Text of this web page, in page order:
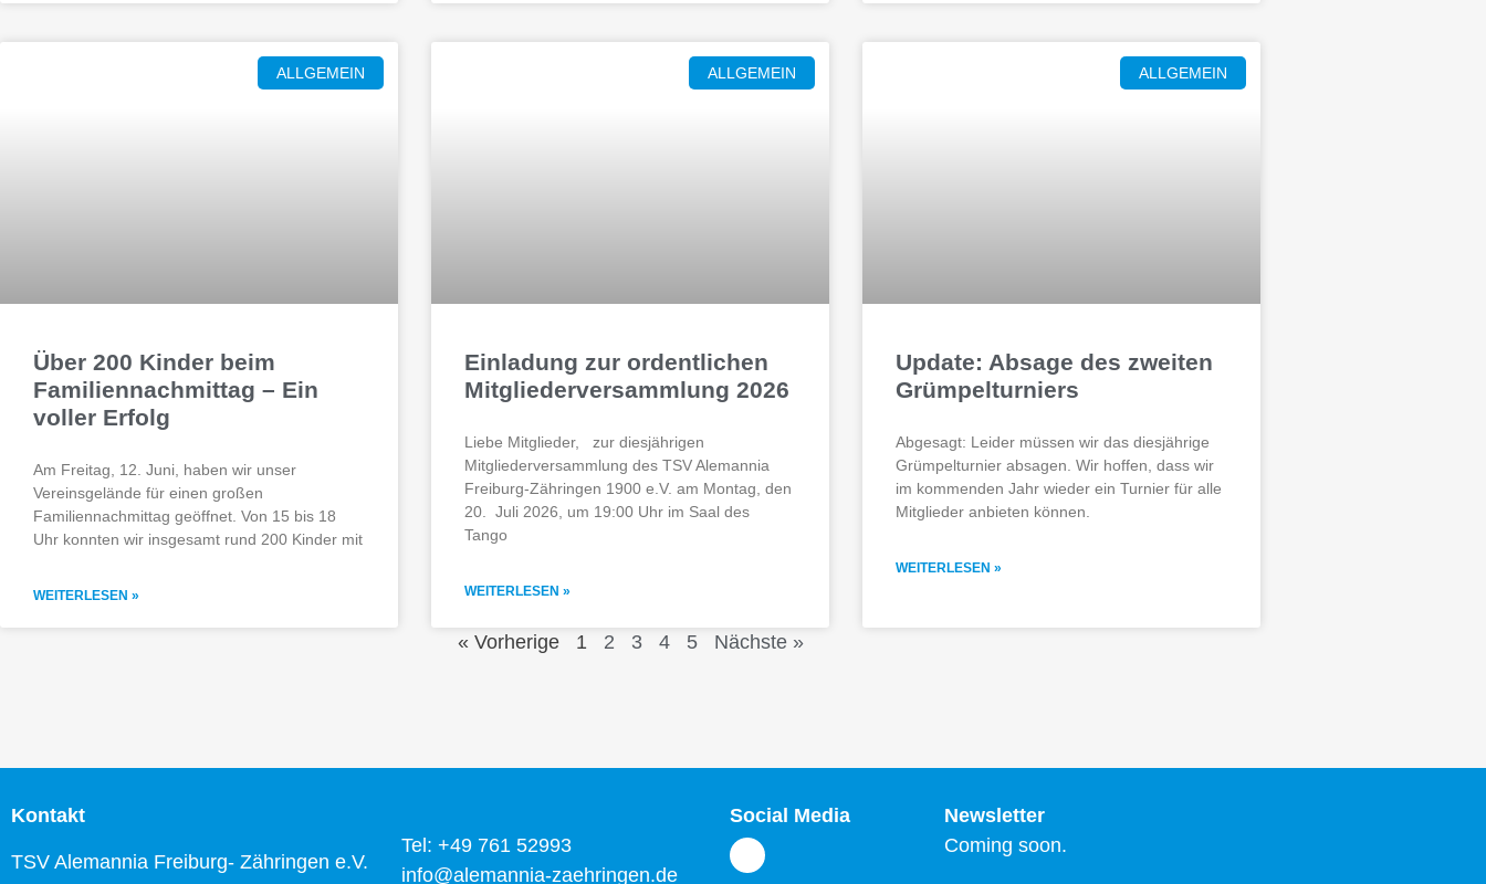
ALLGEMEIN
Über 200 Kinder beim
Familiennachmittag – Ein
voller Erfolg
Am Freitag, 12. Juni, haben wir unser
Vereinsgelände für einen großen
Familiennachmittag geöffnet. Von 15 bis 18
Uhr konnten wir insgesamt rund 200 Kinder mit
WEITERLESEN »
ALLGEMEIN
Einladung zur ordentlichen
Mitgliederversammlung 2026
Liebe Mitglieder, zur diesjährigen
Mitgliederversammlung des TSV Alemannia
Freiburg-Zähringen 1900 e.V. am Montag, den
20. Juli 2026, um 19:00 Uhr im Saal des
Tango
WEITERLESEN »
ALLGEMEIN
Update: Absage des zweiten
Grümpelturniers
Abgesagt: Leider müssen wir das diesjährige
Grümpelturnier absagen. Wir hoffen, dass wir
im kommenden Jahr wieder ein Turnier für alle
Mitglieder anbieten können.
WEITERLESEN »
« Vorherige 1 2 3 4 5 Nächste »
Kontakt
TSV Alemannia Freiburg- Zähringen e.V.
Tel: +49 761 52993
info@alemannia-zaehringen.de
Social Media
Newsletter
Coming soon.